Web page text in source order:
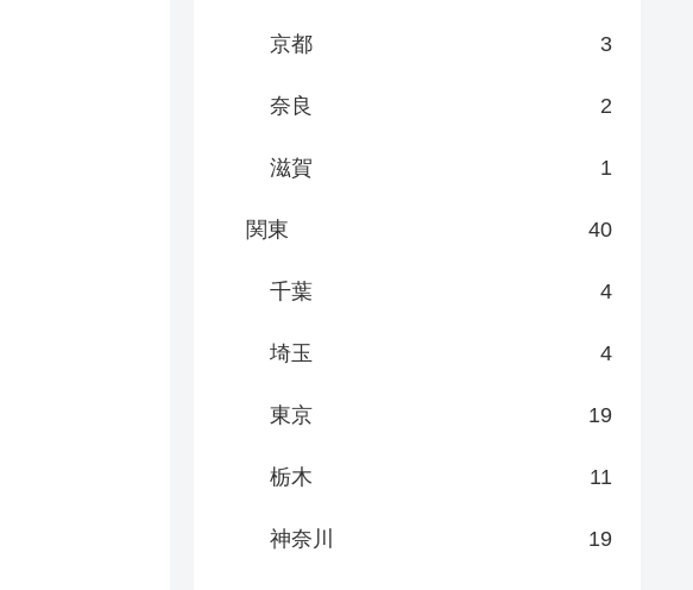
京都 3
奈良 2
滋賀 1
関東 40
千葉 4
埼玉 4
東京 19
栃木 11
神奈川 19